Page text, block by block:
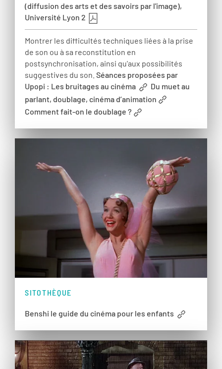
(diffusion des arts et des savoirs par l'image),
Université Lyon 2
Montrer les difficultés techniques liées à la prise
de son ou à sa reconstitution en
postsynchronisation, ainsi qu'aux possibilités
suggestives du son. Séances proposées par
Upopi : Les bruitages au cinéma
Du muet au
parlant, doublage, cinéma d’animation
Comment fait-on le doublage ?
SITOTHÈQUE
Benshi le guide du cinéma pour les enfants